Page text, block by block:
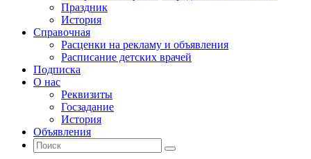
Праздник
История
Справочная
Расценки на рекламу и объявления
Расписание детских врачей
Подписка
О нас
Реквизиты
Госзадание
История
Объявления
Поиск
Искать:
Поиск